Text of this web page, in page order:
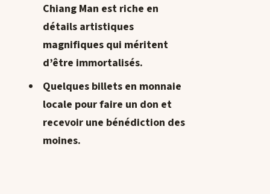
Chiang Man est riche en
détails artistiques
magnifiques qui méritent
d’être immortalisés.
Quelques billets en monnaie
locale pour faire un don et
recevoir une bénédiction des
moines.